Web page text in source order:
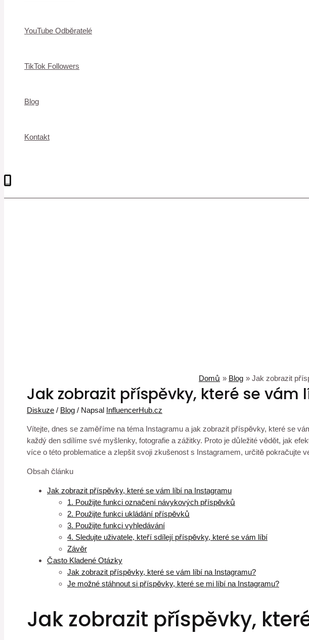
YouTube Odběratelé
TikTok Followers
Blog
Kontakt
Domů Blog Jak zobrazit
Jak zobrazit příspěvky, které se
Diskuze / Blog / Napsal InfluencerHub.cz
Vítejte, dnes se zaměříme na téma Instagramu a jak zobrazit příspěvky, které se
každý den sdílíme své myšlenky, fotografie a zážitky. Proto je důležité vědět, jak
více o této problematice a zlepšit svoji zkušenost s Instagramem, určitě pokračujte
Obsah článku
Jak zobrazit příspěvky, které se vám líbí na Instagramu
1. Použijte funkci označení návykových příspěvků
2. Použijte funkci ukládání příspěvků
3. Použijte funkci vyhledávání
4. Sledujte uživatele, kteří sdílejí příspěvky, které se vám líbí
Závěr
Často Kladené Otázky
Jak zobrazit příspěvky, které se vám líbí na Instagramu?
Je možné stáhnout si příspěvky, které se mi líbí na Instagramu?
Jak zobrazit příspěvky,